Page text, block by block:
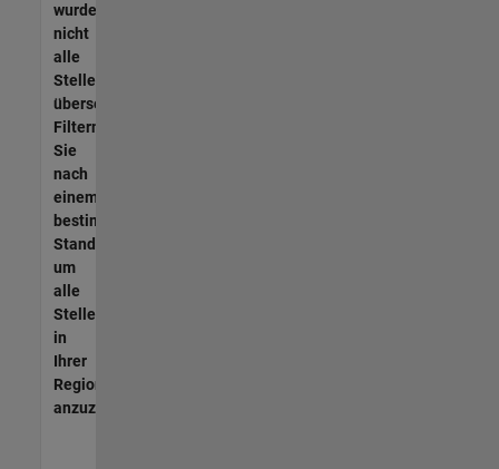
wurden
nicht
alle
Stellen
übersetzt.
Filtern
Sie
nach
einem
bestimmten
Standort,
um
alle
Stellenangebote
in
Ihrer
Region
anzuzeigen.